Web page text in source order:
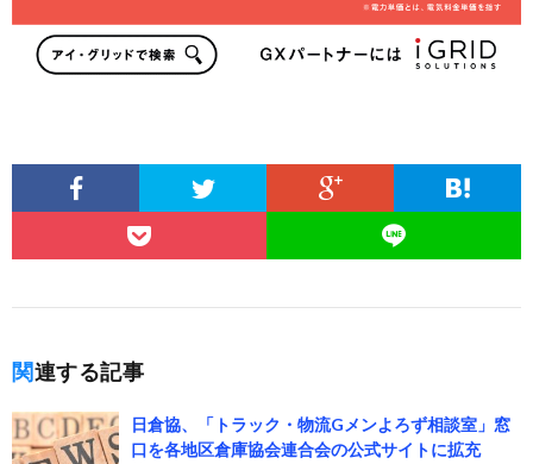
関連する記事
日倉協、「トラック・物流Gメンよろず相談室」窓
口を各地区倉庫協会連合会の公式サイトに拡充